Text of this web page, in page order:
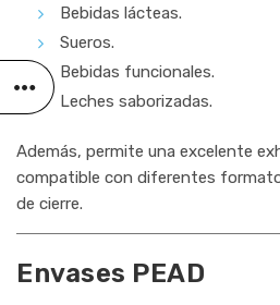
Bebidas lácteas.
Sueros.
Bebidas funcionales.
Leches saborizadas.
Además, permite una excelente
compatible con diferentes
de cierre.
Envases PEAD